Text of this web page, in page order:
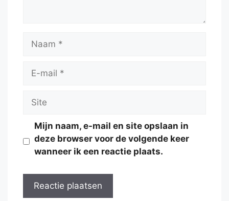
Naam
Site
Mijn naam, e-mail en site opslaan in
deze browser voor de volgende keer
wanneer ik een reactie plaats.